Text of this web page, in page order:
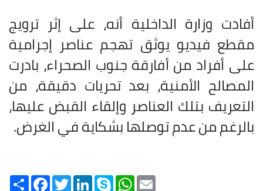
أفادت وزارة الداخلية أنه، على إثر ترويج
مقطع فيديو يوثق تهجم عناصر إجرامية
على أفراد من أفارقة جنوب الصحراء، بادرت
المصالح الأمنية، بعد تحريات دقيقة، من
التعريف بتلك العناصر وإلقاء القبض عليها،
بالرغم من عدم توصلها بشكاية في الغرض.
Share
FacebookTwitterLinkedInSkype
WhatsAppEmail